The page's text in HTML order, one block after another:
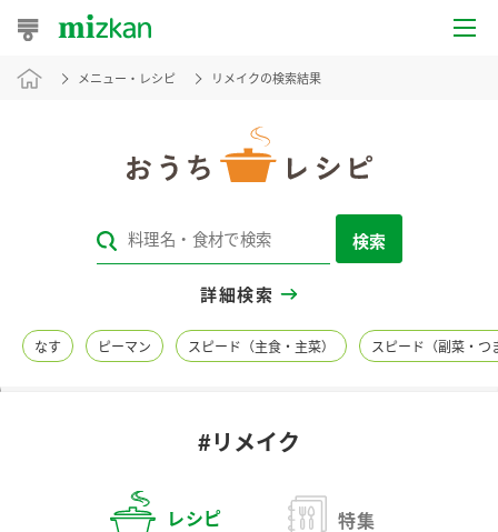
おうちレシピ
レシピカテゴリ一覧
レシピ名特集
商品カテゴリ
メニュー・レシピ リメイクの検索結果
検索
詳細検索
なす ピーマン スピード（主食・主菜） スピード（副菜・つ
#リメイク
レシピ 特集